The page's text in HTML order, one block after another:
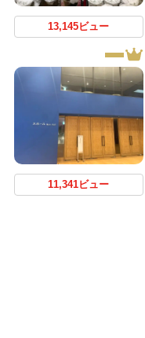
13,145ビュー
11,341ビュー